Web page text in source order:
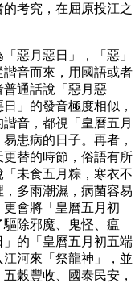
的考究，在屈原投江之
惡月惡日」，「惡」
音而來，用國語或者
通話說「惡月惡
」的發音極度相似，
音，都視「皇曆五月
患病的日子。再者，
替的時節，俗語有所
未食五月粽，寒衣不
多雨潮濕，病菌容易
會將「皇曆五月初
除邪魔、鬼怪、瘟
的「皇曆五月初五端
河來「祭龍神」，並
穀豐收、國泰民安，